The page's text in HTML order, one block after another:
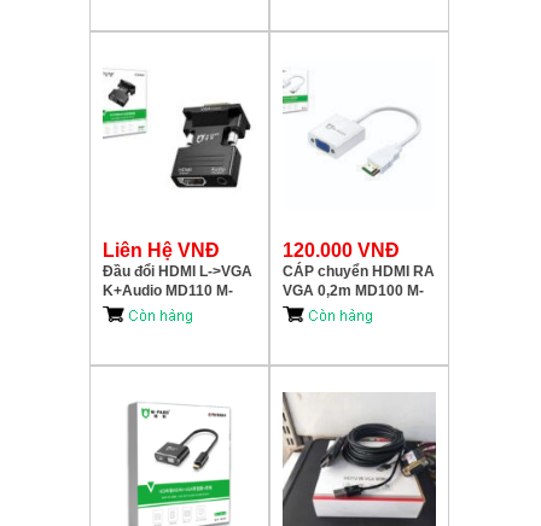
Liên Hệ VNĐ
Đầu đổi HDMI L->VGA
K+Audio MD110 M-
PARD
120.000 VNĐ
CÁP chuyển HDMI RA
VGA 0,2m MD100 M-
PARD